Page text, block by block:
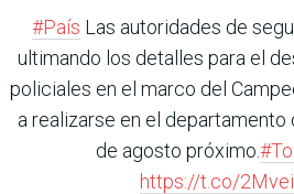
#País Las autoridades de
ultimando los detalles para el
policiales en el marco del
a realizarse en el departamento
de agosto próximo.
https://t.co/